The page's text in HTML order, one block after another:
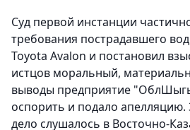
Суд первой инстанции
требования пострадавшего
Toyota Avalon и постановил
истцов моральный,
выводы предприятие
оспорить и подало апелляцию.
дело слушалось в Восточно-